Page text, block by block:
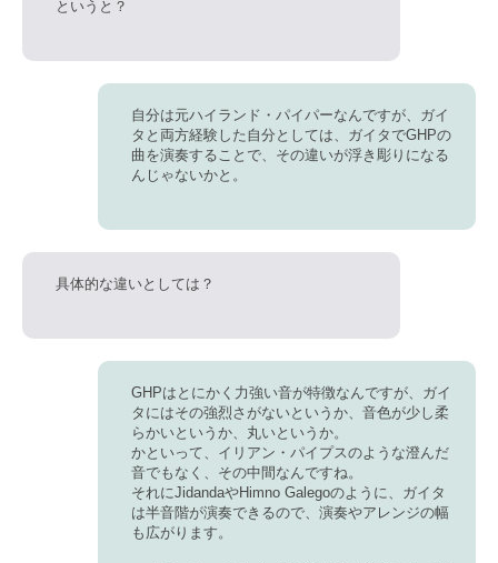
というと？
自分は元ハイランド・パイパーなんですが、ガイ
タと両方経験した自分としては、ガイタでGHPの
曲を演奏することで、その違いが浮き彫りになる
んじゃないかと。
具体的な違いとしては？
GHPはとにかく力強い音が特徴なんですが、ガイ
タにはその強烈さがないというか、音色が少し柔
らかいというか、丸いというか。
かといって、イリアン・パイプスのような澄んだ
音でもなく、その中間なんですね。
それにJidandaやHimno Galegoのように、ガイタ
は半音階が演奏できるので、演奏やアレンジの幅
も広がります。